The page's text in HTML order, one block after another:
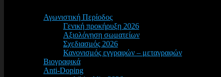
Αγωνιστική Περίοδος
Γενική προκήρυξη 2026
Αξιολόγηση σωματείων
Σχεδιασμός 2026
Κανονισμός εγγραφών – μεταγραφών
Βιογραφικά
Anti-Doping